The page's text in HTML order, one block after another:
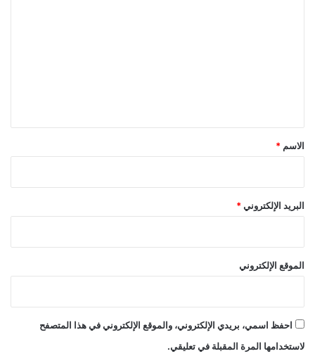
*
الاسم *
البريد الإلكتروني *
الموقع الإلكتروني
احفظ اسمي، بريدي الإلكتروني، والموقع الإلكتروني في هذا المتصفح
لاستخدامها المرة المقبلة في تعليقي.